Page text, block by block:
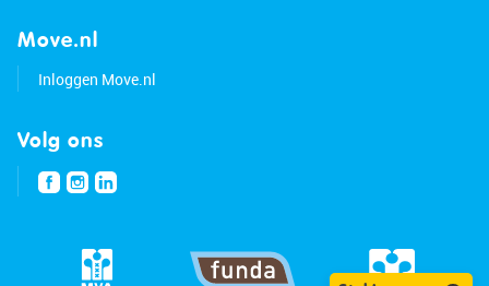
Move.nl
Inloggen Move.nl
Volg ons